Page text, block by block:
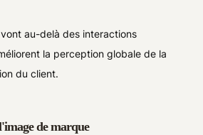
au-delà des interactions
la perception globale de la
du client.
de marque